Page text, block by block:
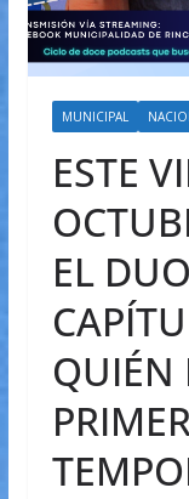
MUNICIPAL
ESTE
EL
QUIÉN